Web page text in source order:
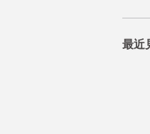
最近